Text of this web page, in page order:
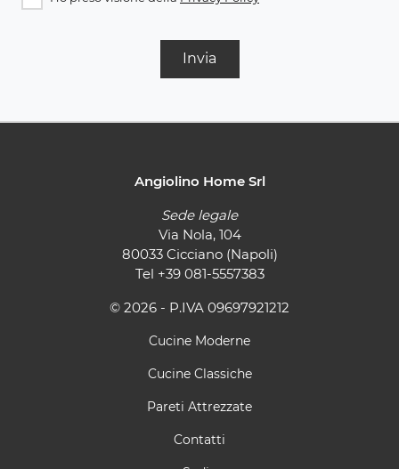
Invia
Angiolino Home Srl
Sede legale
Via Nola, 104
80033 Cicciano (Napoli)
Tel +39 081-5557383
© 2026 - P.IVA 09697921212
Cucine Moderne
Cucine Classiche
Pareti Attrezzate
Contatti